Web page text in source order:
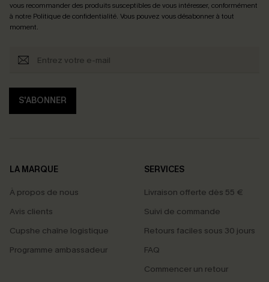
vous recommander des produits susceptibles de vous intéresser, conformément
à notre Politique de confidentialité. Vous pouvez vous désabonner à tout
moment.
S'ABONNER
LA MARQUE
À propos de nous
Avis clients
Cupshe chaîne logistique
Programme ambassadeur
SERVICES
Livraison offerte dès 55 €
Suivi de commande
Retours faciles sous 30 jours
FAQ
Commencer un retour